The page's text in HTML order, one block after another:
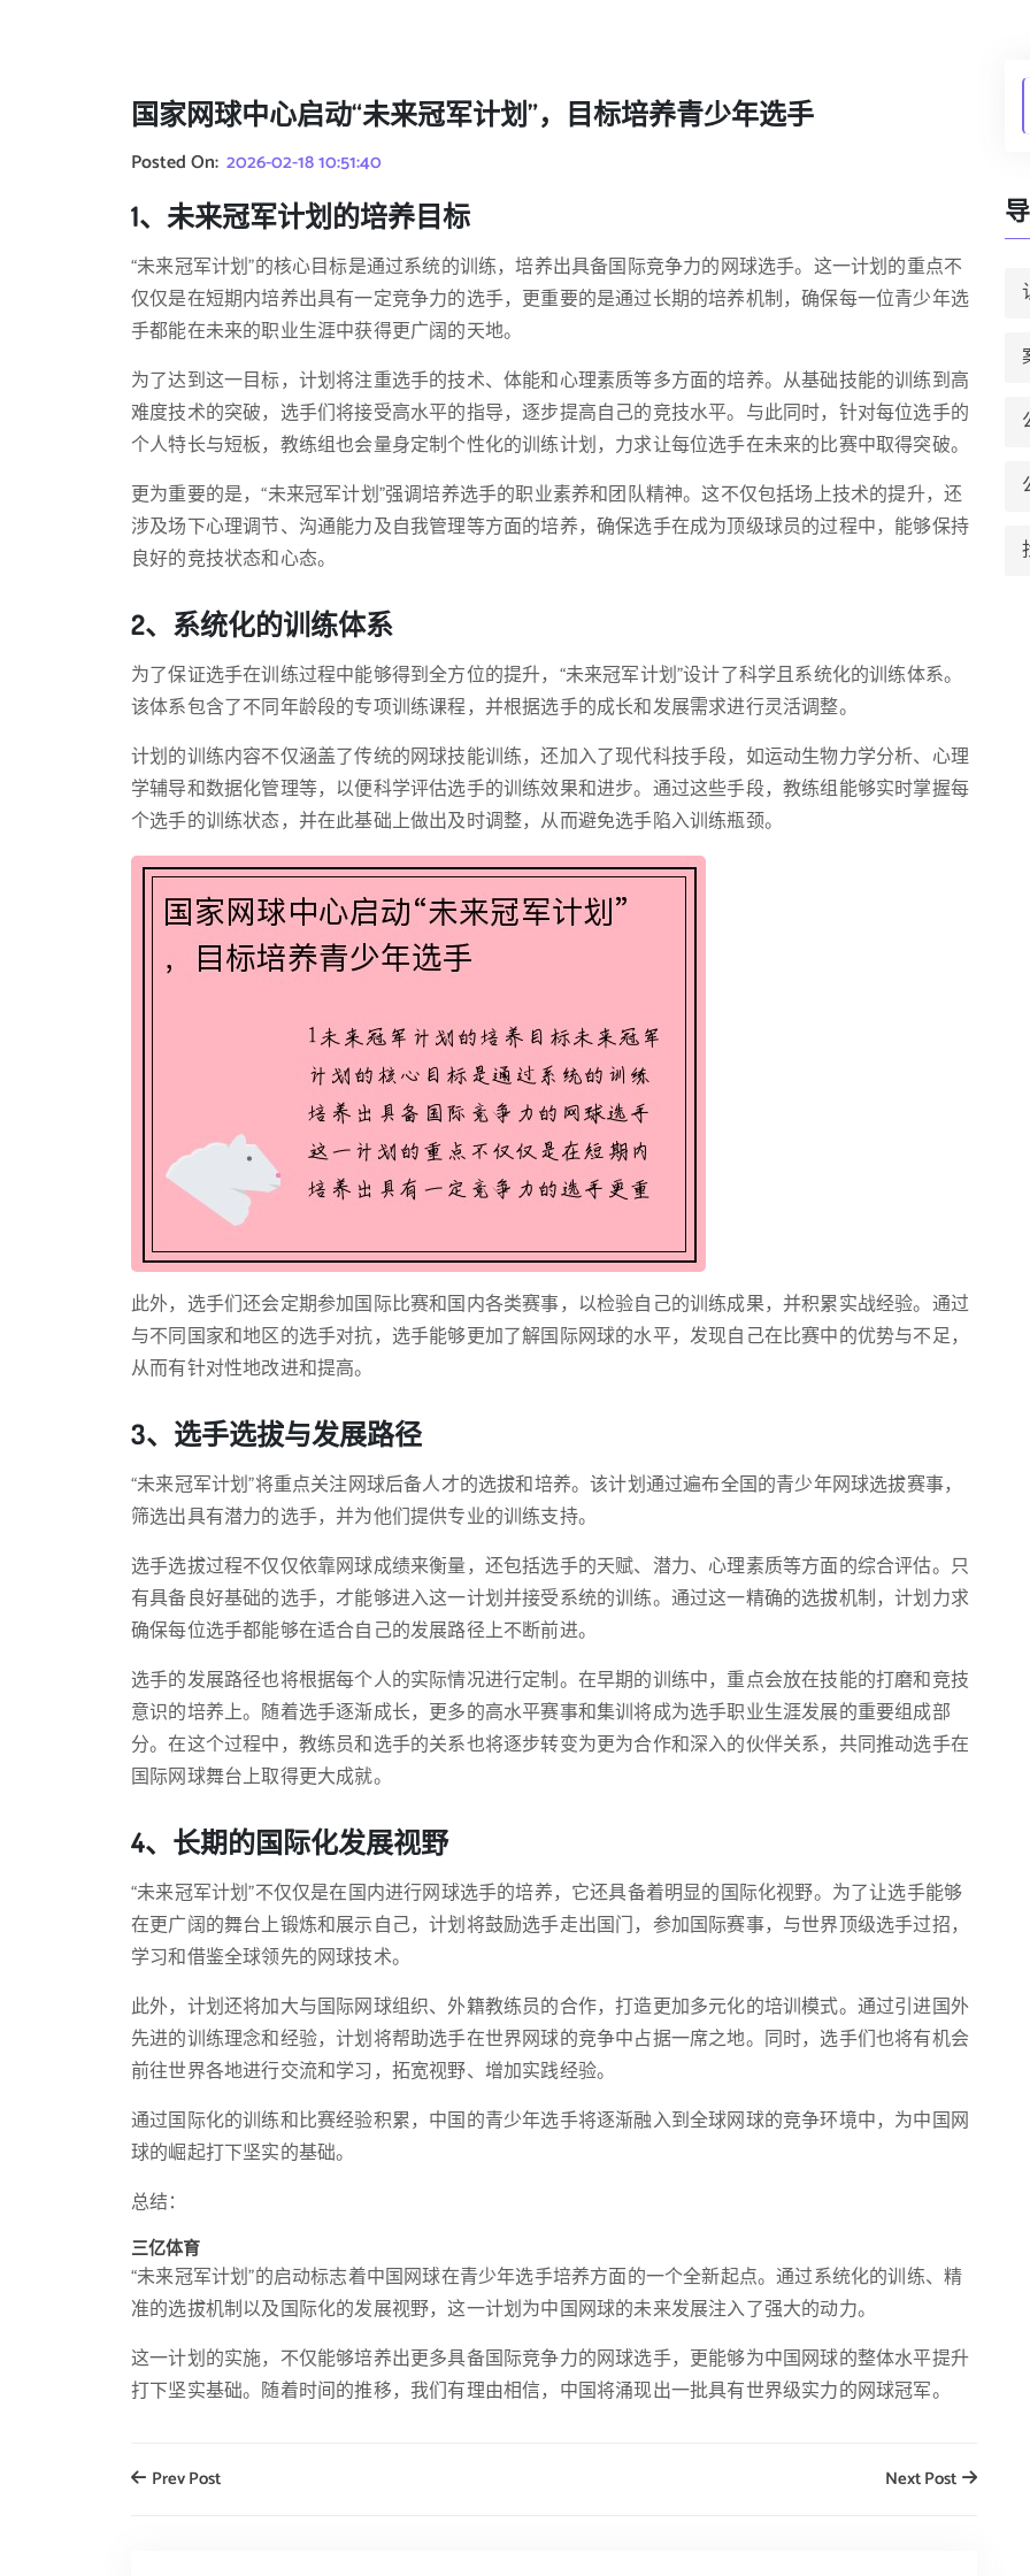
国家网球中心启动“未来冠军计划”，目标培养青少年选手
Posted On: 2026-02-18 10:51:40
1、未来冠军计划的培养目标
“未来冠军计划”的核心目标是通过系统的训练，培养出具备国际竞争力的网球选手。这一计划的重点不
仅仅是在短期内培养出具有一定竞争力的选手，更重要的是通过长期的培养机制，确保每一位青少年选
手都能在未来的职业生涯中获得更广阔的天地。
为了达到这一目标，计划将注重选手的技术、体能和心理素质等多方面的培养。从基础技能的训练到高
难度技术的突破，选手们将接受高水平的指导，逐步提高自己的竞技水平。与此同时，针对每位选手的
个人特长与短板，教练组也会量身定制个性化的训练计划，力求让每位选手在未来的比赛中取得突破。
更为重要的是，“未来冠军计划”强调培养选手的职业素养和团队精神。这不仅包括场上技术的提升，还
涉及场下心理调节、沟通能力及自我管理等方面的培养，确保选手在成为顶级球员的过程中，能够保持
良好的竞技状态和心态。
2、系统化的训练体系
为了保证选手在训练过程中能够得到全方位的提升，“未来冠军计划”设计了科学且系统化的训练体系。
该体系包含了不同年龄段的专项训练课程，并根据选手的成长和发展需求进行灵活调整。
计划的训练内容不仅涵盖了传统的网球技能训练，还加入了现代科技手段，如运动生物力学分析、心理
学辅导和数据化管理等，以便科学评估选手的训练效果和进步。通过这些手段，教练组能够实时掌握每
个选手的训练状态，并在此基础上做出及时调整，从而避免选手陷入训练瓶颈。
此外，选手们还会定期参加国际比赛和国内各类赛事，以检验自己的训练成果，并积累实战经验。通过
与不同国家和地区的选手对抗，选手能够更加了解国际网球的水平，发现自己在比赛中的优势与不足，
从而有针对性地改进和提高。
3、选手选拔与发展路径
“未来冠军计划”将重点关注网球后备人才的选拔和培养。该计划通过遍布全国的青少年网球选拔赛事，
筛选出具有潜力的选手，并为他们提供专业的训练支持。
选手选拔过程不仅仅依靠网球成绩来衡量，还包括选手的天赋、潜力、心理素质等方面的综合评估。只
有具备良好基础的选手，才能够进入这一计划并接受系统的训练。通过这一精确的选拔机制，计划力求
确保每位选手都能够在适合自己的发展路径上不断前进。
选手的发展路径也将根据每个人的实际情况进行定制。在早期的训练中，重点会放在技能的打磨和竞技
意识的培养上。随着选手逐渐成长，更多的高水平赛事和集训将成为选手职业生涯发展的重要组成部
分。在这个过程中，教练员和选手的关系也将逐步转变为更为合作和深入的伙伴关系，共同推动选手在
国际网球舞台上取得更大成就。
4、长期的国际化发展视野
“未来冠军计划”不仅仅是在国内进行网球选手的培养，它还具备着明显的国际化视野。为了让选手能够
在更广阔的舞台上锻炼和展示自己，计划将鼓励选手走出国门，参加国际赛事，与世界顶级选手过招，
学习和借鉴全球领先的网球技术。
此外，计划还将加大与国际网球组织、外籍教练员的合作，打造更加多元化的培训模式。通过引进国外
先进的训练理念和经验，计划将帮助选手在世界网球的竞争中占据一席之地。同时，选手们也将有机会
前往世界各地进行交流和学习，拓宽视野、增加实践经验。
通过国际化的训练和比赛经验积累，中国的青少年选手将逐渐融入到全球网球的竞争环境中，为中国网
球的崛起打下坚实的基础。
总结：
三亿体育
“未来冠军计划”的启动标志着中国网球在青少年选手培养方面的一个全新起点。通过系统化的训练、精
准的选拔机制以及国际化的发展视野，这一计划为中国网球的未来发展注入了强大的动力。
这一计划的实施，不仅能够培养出更多具备国际竞争力的网球选手，更能够为中国网球的整体水平提升
打下坚实基础。随着时间的推移，我们有理由相信，中国将涌现出一批具有世界级实力的网球冠军。
Prev Post Next Post